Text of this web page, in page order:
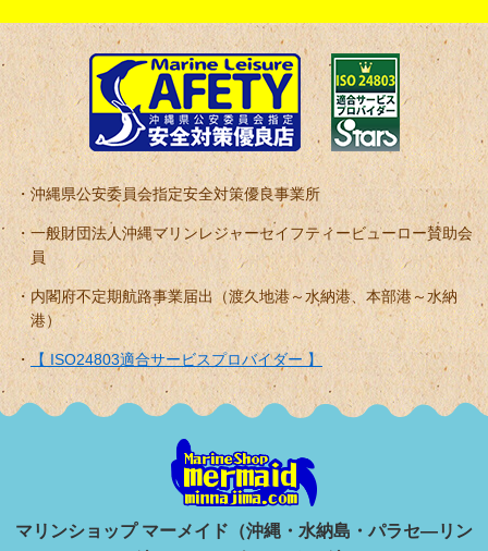
沖縄県公安委員会指定安全対策優良事業所
一般財団法人沖縄マリンレジャーセイフティービューロー賛助会
員
内閣府不定期航路事業届出（渡久地港～水納港、本部港～水納
港）
【 ISO24803適合サービスプロバイダー 】
マリンショップ マーメイド（沖縄・水納島・パラセ―リン